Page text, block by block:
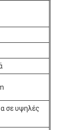
σε υψηλές